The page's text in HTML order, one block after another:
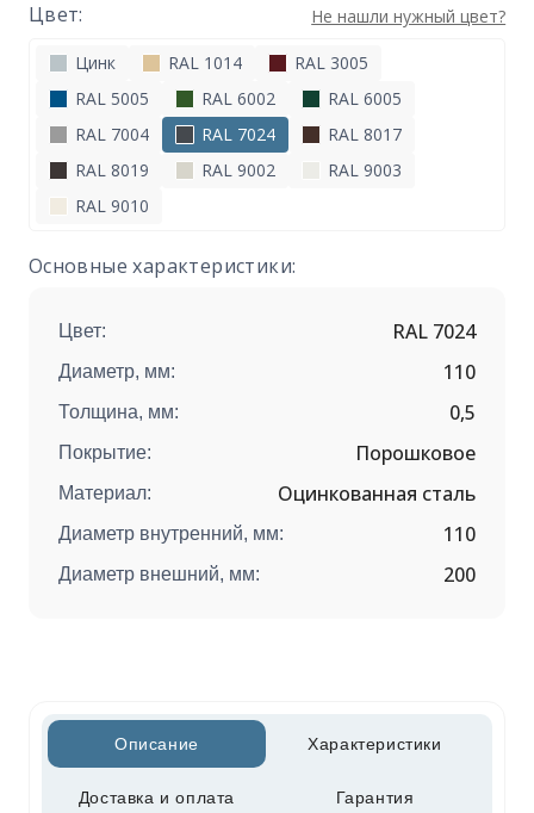
Цвет: Не нашли нужный цвет?
Цинк RAL 1014
RAL 3005
RAL 5005
RAL 6002
RAL 6005
RAL 7004
RAL 7024
RAL 8017
RAL 8019
RAL 9002
RAL 9003
RAL 9010
Основные характеристики:
Цвет: RAL 7024
Диаметр, мм: 110
Толщина, мм: 0,5
Покрытие: Порошковое
Материал: Оцинкованная сталь
Диаметр внутренний, мм: 110
Диаметр внешний, мм: 200
Описание Характеристики
Доставка и оплата Гарантия